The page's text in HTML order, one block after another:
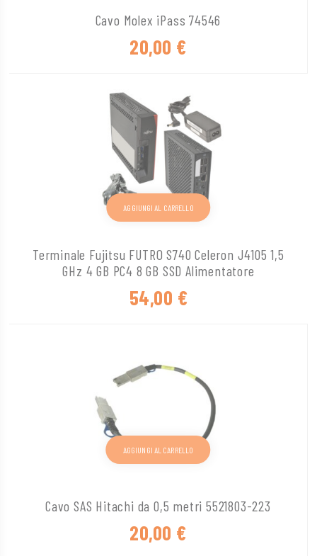
Cavo Molex iPass 74546
20,00 €
Terminale Fujitsu FUTRO S740 Celeron J4105 1,5
GHz 4 GB PC4 8 GB SSD Alimentatore
54,00 €
AGGIUNGI AL CARRELLO
Cavo SAS Hitachi da 0,5 metri 5521803-223
20,00 €
AGGIUNGI AL CARRELLO